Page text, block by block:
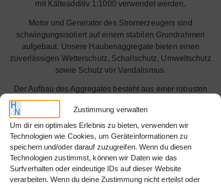
Zustimmung verwalten
Um dir ein optimales Erlebnis zu bieten, verwenden wir
Technologien wie Cookies, um Geräteinformationen zu
speichern und/oder darauf zuzugreifen. Wenn du diesen
Technologien zustimmst, können wir Daten wie das
Surfverhalten oder eindeutige IDs auf dieser Website
verarbeiten. Wenn du deine Zustimmung nicht erteilst oder
mit Kälteadditiv 1:1000 verwendet werden.
Motor und Generator des Stromerzeugers sind
schwingungsisoliert auf einem stabilen Grundrahmen
aufgebaut. Unsere Haubenaggregate bieten einen
zuverlässigen Wetterschutz, Schallschutz, Umweltschutz
sowie Schutz vor Vandalismus.
Der Aufbau des Aggregates besteht aus einer robusten
Haube mit einer geschlossenen Auffangwanne. Mehrere,
abschließbare Türen an den Längsseiten der Haube
gewährleisten eine leichte Zugänglichkeit für Wartung /
Service.
Die Steuerung des Stromerzeugers ist in einem
Aggregateschaltschrank eingebaut und ausgelegt für
den manuellen Start. Optionsmöglichkeiten für den